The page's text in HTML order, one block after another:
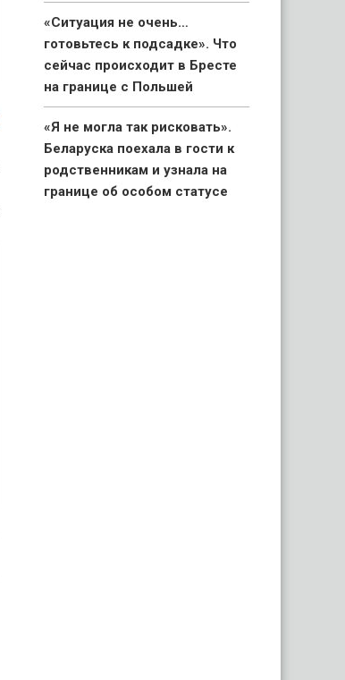
«Ситуация не очень…
готовьтесь к подсадке». Что
сейчас происходит в Бресте
на границе с Польшей
«Я не могла так рисковать».
Беларуска поехала в гости к
родственникам и узнала на
границе об особом статусе